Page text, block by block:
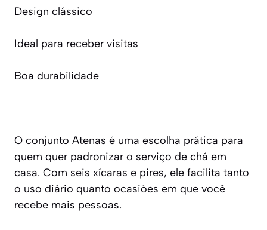
Design clássico
Ideal para receber visitas
Boa durabilidade
O conjunto Atenas é uma escolha prática para
quem quer padronizar o serviço de chá em
casa. Com seis xícaras e pires, ele facilita tanto
o uso diário quanto ocasiões em que você
recebe mais pessoas.